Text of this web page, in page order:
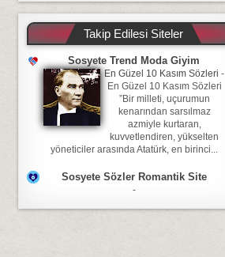
Takip Edilesi Siteler
Sosyete Trend Moda Giyim
En Güzel 10 Kasım Sözleri -
En Güzel 10 Kasım Sözleri
”Bir milleti, uçurumun
kenarından sarsılmaz
azmiyle kurtaran,
kuvvetlendiren, yükselten
yöneticiler arasında Atatürk, en birinci...
Sosyete Sözler Romantik Site
-